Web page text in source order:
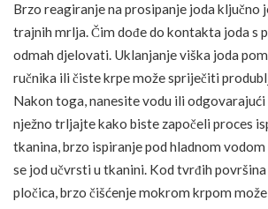
Brzo reagiranje na prosipanje joda ključno
trajnih mrlja. Čim dođe do kontakta joda s
odmah djelovati. Uklanjanje viška joda
ručnika ili čiste krpe može spriječiti
Nakon toga, nanesite vodu ili odgovarajući
nježno trljajte kako biste započeli proces
tkanina, brzo ispiranje pod hladnom
se jod učvrsti u tkanini. Kod tvrđih
pločica, brzo čišćenje mokrom krpom